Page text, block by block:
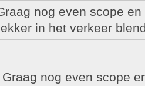
nog even scope
in het verkeer
Graag nog even scope